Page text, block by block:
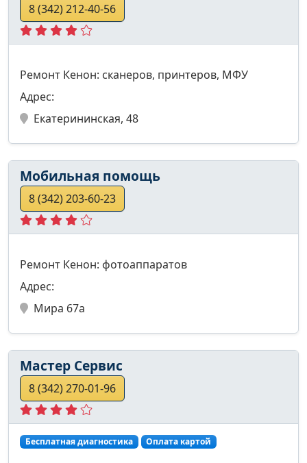
8 (342) 212-40-56
Ремонт Кенон: сканеров, принтеров, МФУ
Адрес:
Екатерининская, 48
Мобильная помощь
8 (342) 203-60-23
Ремонт Кенон: фотоаппаратов
Адрес:
Мира 67а
Мастер Сервис
8 (342) 270-01-96
Бесплатная диагностика Оплата картой